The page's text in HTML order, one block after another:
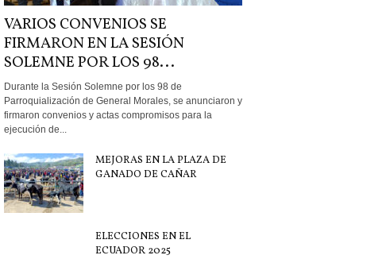
VARIOS CONVENIOS SE
FIRMARON EN LA SESIÓN
SOLEMNE POR LOS 98...
Durante la Sesión Solemne por los 98 de
Parroquialización de General Morales, se anunciaron y
firmaron convenios y actas compromisos para la
ejecución de...
MEJORAS EN LA PLAZA DE
GANADO DE CAÑAR
ELECCIONES EN EL
ECUADOR 2025